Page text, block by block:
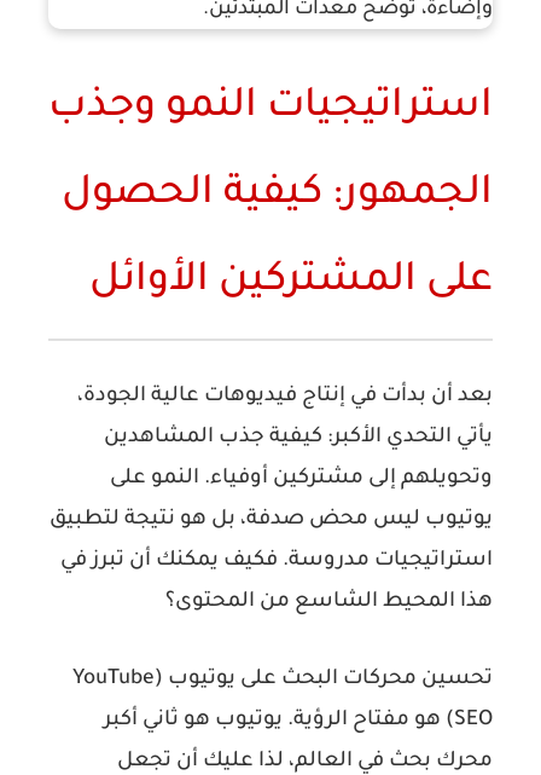
استراتيجيات النمو وجذب
الجمهور: كيفية الحصول
على المشتركين الأوائل
بعد أن بدأت في إنتاج فيديوهات عالية الجودة،
يأتي التحدي الأكبر: كيفية جذب المشاهدين
وتحويلهم إلى مشتركين أوفياء. النمو على
يوتيوب ليس محض صدفة، بل هو نتيجة لتطبيق
استراتيجيات مدروسة. فكيف يمكنك أن تبرز في
هذا المحيط الشاسع من المحتوى؟
تحسين محركات البحث على يوتيوب (YouTube
SEO) هو مفتاح الرؤية. يوتيوب هو ثاني أكبر
محرك بحث في العالم، لذا عليك أن تجعل